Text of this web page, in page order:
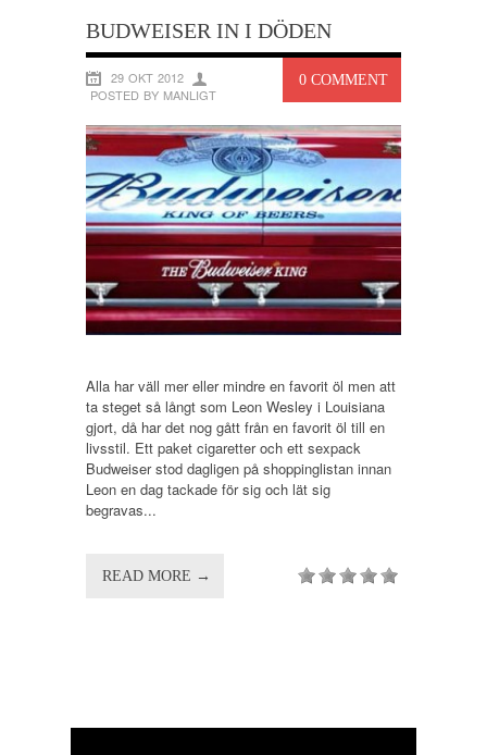
BUDWEISER IN I DÖDEN
0 COMMENT
29 OKT 2012
POSTED BY MANLIGT
Alla har väll mer eller mindre en favorit öl men att
ta steget så långt som Leon Wesley i Louisiana
gjort, då har det nog gått från en favorit öl till en
livsstil. Ett paket cigaretter och ett sexpack
Budweiser stod dagligen på shoppinglistan innan
Leon en dag tackade för sig och lät sig
begravas...
READ MORE →